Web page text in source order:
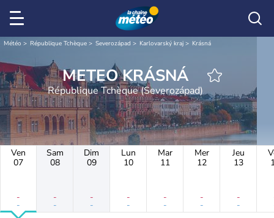
Météo République Tchèque Severozápad Karlovarský kraj Krásná
METEO KRÁSNÁ
République Tchèque (Severozápad)
Ven
07
-
-
Sam
08
-
-
Dim
09
-
-
Lun
10
-
-
Mar
11
-
-
Mer
12
-
-
Jeu
13
-
-